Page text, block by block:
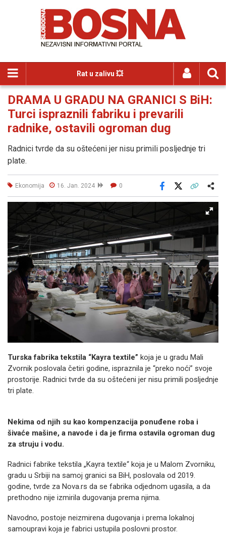
Rat u zalivu 💥
DRAMA U GRADU NA GRANICI S BiH:
Turci ispraznili fabriku i prevarili
radnike, ostavili ogroman dug
Radnici tvrde da su oštećeni jer nisu primili posljednje tri
plate.
Ekonomija 16. Jan. 2024 0
Facebook
Turska fabrika tekstila “Kayra textile” koja je u gradu Mali
Zvornik poslovala četiri godine, ispraznila je “preko noći” svoje
prostorije. Radnici tvrde da su oštećeni jer nisu primili posljednje
tri plate.
Nekima od njih su kao kompenzacija ponuđene roba i
šivaće mašine, a navode i da je firma ostavila ogroman dug
za struju i vodu.
Radnici fabrike tekstila „Kayra textile“ koja je u Malom Zvorniku,
gradu u Srbiji na samoj granici sa BiH, poslovala od 2019.
godine, tvrde za Nova.rs da se fabrika odjednom ugasila, a da
prethodno nije izmirila dugovanja prema njima.
Navodno, postoje neizmirena dugovanja i prema lokalnoj
samoupravi koja je fabrici ustupila poslovni prostor.